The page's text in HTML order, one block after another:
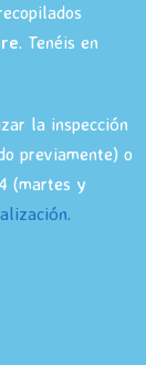
. Tenéis en
la inspección
previamente) o
(martes y